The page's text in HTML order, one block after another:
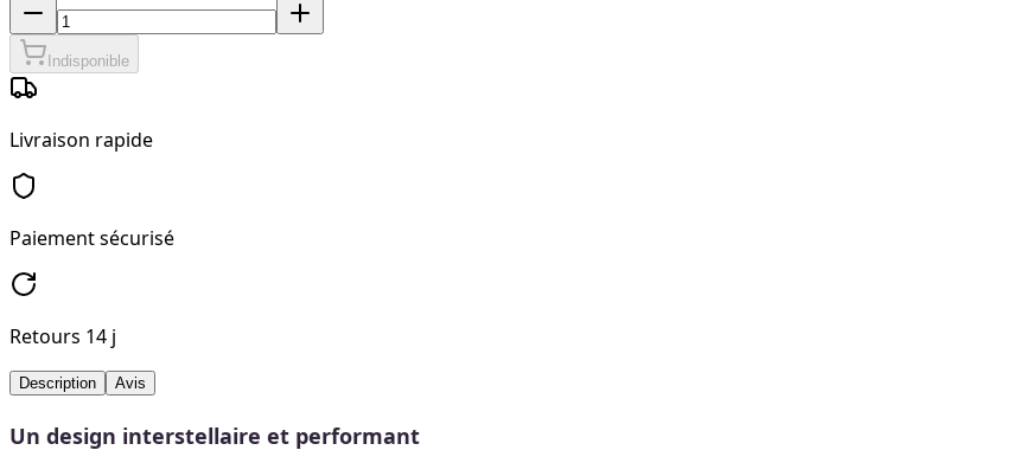
Indisponible
Livraison rapide
Paiement sécurisé
Retours 14 j
Description Avis
Un design interstellaire et performant